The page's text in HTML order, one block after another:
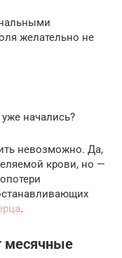
желательно не
начались?
невозможно. Да,
крови, но —
.
месячные